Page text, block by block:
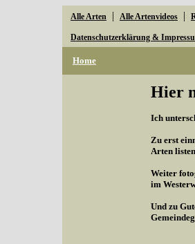
Alle Arten | Alle Artenvideos |
Datenschutzerklärung &
Home
Hier
Ich
Zu erst
Arten
Weiter
im
Und zu